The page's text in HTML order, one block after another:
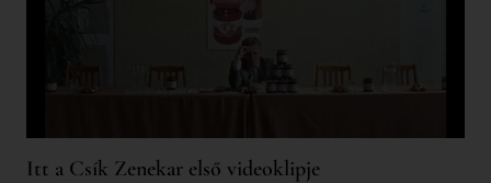
Itt a Csík Zenekar első videoklipje